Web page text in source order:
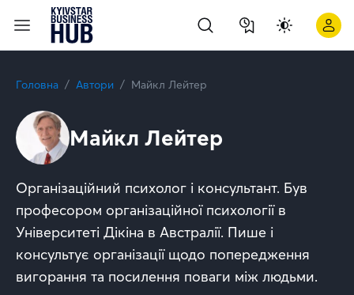
Головна Автори Майкл Лейтер
Майкл Лейтер
Організаційний психолог і консультант. Був
професором організаційної психології в
Університеті Дікіна в Австралії. Пише і
консультує організації щодо попередження
вигорання та посилення поваги між людьми.